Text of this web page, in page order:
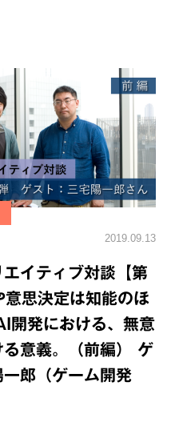
2019.09.13
イティブ対談【第
思決定は知能のほ
開発における、無意
意義。（前編） ゲ
一郎（ゲーム開発